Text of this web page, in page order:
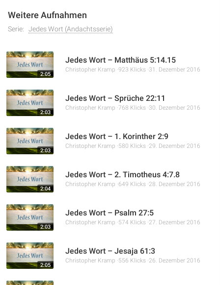
Weitere Aufnahmen
Serie: Jedes Wort (Andachtsserie)
2:05
Jedes Wort – Matthäus 5:14.15
Christopher Kramp 923 Klicks 31. Dezember 2016
2:03
Jedes Wort – Sprüche 22:11
Christopher Kramp 768 Klicks 30. Dezember 2016
2:03
Jedes Wort – 1. Korinther 2:9
Christopher Kramp 580 Klicks 29. Dezember 2016
2:04
Jedes Wort – 2. Timotheus 4:7.8
Christopher Kramp 649 Klicks 28. Dezember 2016
2:03
Jedes Wort – Psalm 27:5
Christopher Kramp 574 Klicks 27. Dezember 2016
2:05
Jedes Wort – Jesaja 61:3
Christopher Kramp 556 Klicks 26. Dezember 2016